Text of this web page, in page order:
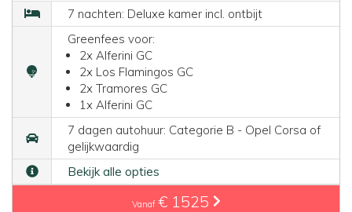
7 nachten: Deluxe kamer incl. ontbijt
Greenfees voor:
2x Alferini GC
2x Los Flamingos GC
2x Tramores GC
1x Alferini GC
7 dagen autohuur: Categorie B - Opel Corsa of
gelijkwaardig
Bekijk alle opties
Vanaf € 1525